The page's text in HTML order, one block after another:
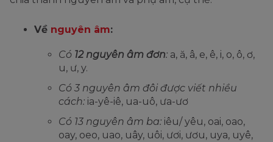
Về nguyên âm:
Có 12 nguyên âm đơn: a, ă, â, e, ê, i, o, ô, ơ,
u, ư, y.
Có 3 nguyên âm đôi được viết nhiều
cách: ia-yê-iê, ua-uô, ưa-ươ
Có 13 nguyên âm ba: iêu/ yêu, oai, oao,
oay, oeo, uao, uây, uôi, ươi, ươu, uya, uyê,